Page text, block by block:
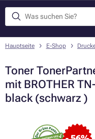
Hauptseite E-Shop
Toner
mit BROTHER
black (schwarz )